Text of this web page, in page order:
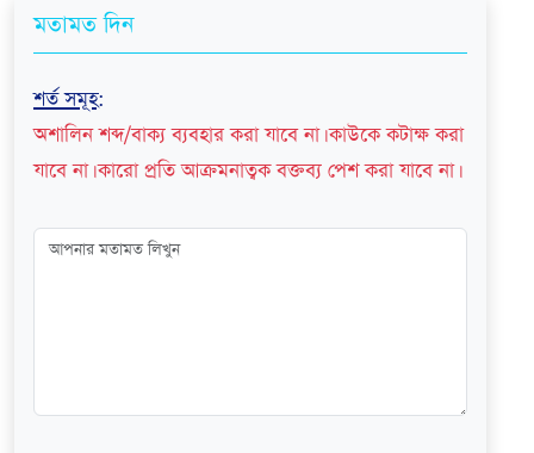
মতামত দিন
শর্ত সমূহ:
অশালিন শব্দ/বাক্য ব্যবহার করা যাবে না। কাউকে কটাক্ষ করা
যাবে না। কারো প্রতি আক্রমনাত্বক বক্তব্য পেশ করা যাবে না।